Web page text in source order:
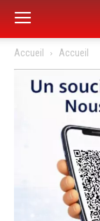
Accueil Accueil